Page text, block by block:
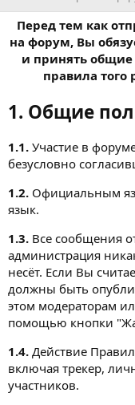
Перед тем как
на форум, Вы
и принять
правила того
1. Общие
1.1. Участие в
безусловно
1.2. Официальным
язык.
1.3. Все сообщения
администрация
несёт. Если Вы
должны быть
этом модераторам
помощью кнопки
1.4. Действие
включая трекер,
участников.